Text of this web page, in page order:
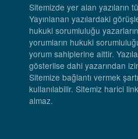
Sitemizde yer alan yazıların
Yayınlanan yazılardaki
hukuki sorumluluğu
yorumların hukuki
yorum sahiplerine aittir.
gösterilse dahi yazarından
Sitemize bağlantı vermek
kullanılabilir. Sitemiz harici
almaz.